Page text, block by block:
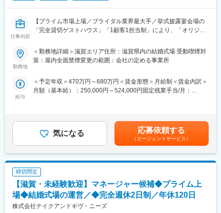
仕事内容
【プライム市場上場／ブライダル業界最大手／挙式披露宴会場の
「完全貸切ゲストハウス」「1顧客1担当制」により、「オリジナ
ご入社後は3－6か月程、支配人候補研修（座学や現場研修など）
を受けて頂き、支配人に着任していただきます。
◆式場の業績管理
お客様の組数・成約数・成約率・単価・売上・原価・販管費・利
◆各セクションのマネジメント業務
プランナーから料理、装花、美容、衣装、写真撮影など、各部署
のリーダーやスタッフと連携を取りながら、全体のマネジメント
を行います。
◆スタッフの採用・教育
各部署から状況をヒアリングし、必要に応じて採用活動を実施し
ていただきます。求人の媒体選定から取材対応まで幅広く手がけ
ます。また教育スケジュールに基づき、採用の進捗管理や育成も
担って頂きます。
◆経営企画・マーケティング
勤務地
＜勤務地詳細＞滋賀エリア住所：滋賀県内の結婚式場 受動喫煙対
策：屋内全面禁煙変更の範囲：会社の定める事業所
給与
＜予定年収＞470万円～680万円＜賃金形態＞月給制＜賃金内訳＞
月額（基本給）：250,000円～524,000円固定残業手当/月：
は年齢、ご経験スキルを考慮のうえ、決定します。月間30時間の
みなし残業時間を超過した分は残業手当を支給■昇給:年2回■賞与:
年2回賃金はあくまでも目安の金額であり、選考を通じて上下する
可能性があります。月給(月額)は固定手当を含めた表記です。
気になる 応募依頼する
（エージェントサービス）
締切間近
【滋賀・未経験歓迎】マネージャー候補◆プライム上
場◆結婚式場の運営／◆完全週休2日制／年休120日
株式会社テイクアンドギヴ・ニーズ